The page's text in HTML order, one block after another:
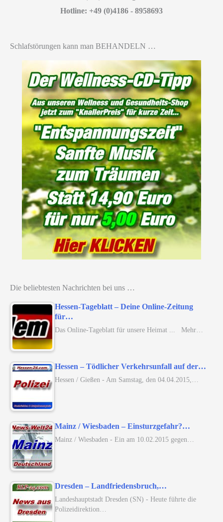
Hotline: +49 (0)4186 - 8958693
Schlafstörungen kann man BEHANDELN …
Die beliebtesten Nachrichten bei uns …
Hessen-Tageblatt – Deine Online-Zeitung
für…
Das Online-Tageblatt für unsere Heimat ... Mehr…
Hessen – Tödlicher Verkehrsunfall auf der…
Hessen / Gießen - Am Samstag, den 04.04.2015,…
Mainz / Wiesbaden – Einsturzgefahr?…
Mainz / Wiesbaden - Ein am 10.02.2015 gegen…
Dresden – Landfriedensbruch,…
Landeshauptstadt Dresden (SN) - Heute führte die
Polizeidirektion…